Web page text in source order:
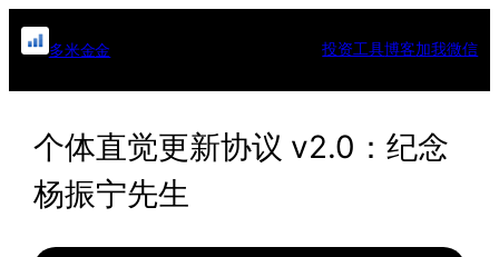
跳
至
多米金金 投资工具博客加我微信
个体直觉更新协议 v2.0：纪念
杨振宁先生